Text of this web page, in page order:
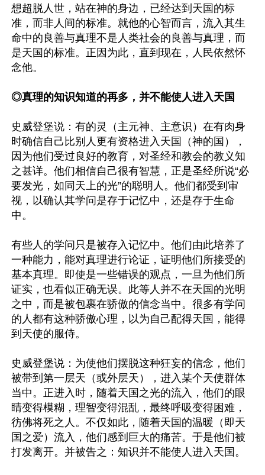
想超脱人世，站在神的身边，已经达到天国的标
准，而非人间的标准。就他的心智而言，流入其生
命中的良善与真理不是人类社会的良善与真理，而
是天国的标准。正因为此，直到现在，人民依然怀
念他。
◎真理的知识知道的再多，并不能使人进入天国
史威登堡说：有的灵（主元神、主意识）在有肉身
时确信自己比别人更有资格进入天国（神的国），
因为他们受过良好的教育，对圣经和教会的教义知
之甚详。他们相信自己很有智慧，正是圣经所说“必
要发光，如同天上的光”的聪明人。他们都受到审
视，以确认其学问是存于记忆中，还是存于生命
中。
有些人的学问只是被存入记忆中。他们由此培养了
一种能力，能对真理进行论证，证明他们所接受的
基本真理。即使是一些错误的观点，一旦为他们所
证实，也看似正确无误。此等人并不在天国的光明
之中，而是被包裹在骄傲的信念当中。很多有学问
的人都有这种骄傲心理，以为自己配得天国，能得
到天使的服侍。
史威登堡说：为使他们摆脱这种狂妄的信念，他们
被带到第一层天（或外层天），进入某个天使群体
当中。正进入时，随着天国之光的流入，他们的眼
睛变得模糊，理智变得混乱，最终呼吸变得困难，
彷佛将死之人。不仅如此，随着天国的温暖（即天
国之爱）流入，他们感到巨大的痛苦。于是他们被
打发离开。并被告之：知识并不能使人进入天国。